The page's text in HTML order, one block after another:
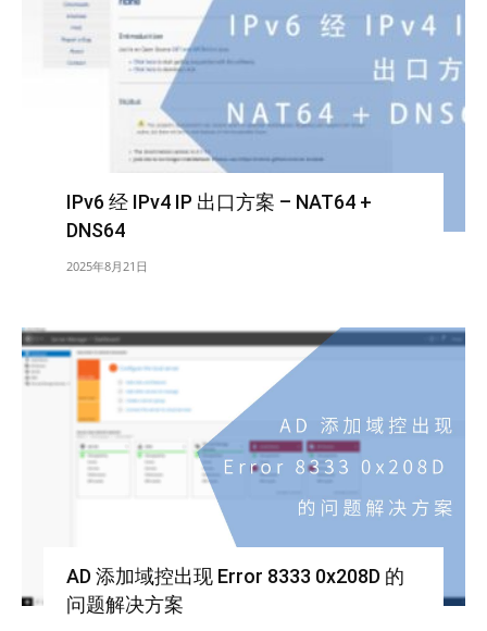
IPv6 经 IPv4 IP 出口方案 – NAT64 +
DNS64
2025年8月21日
AD 添加域控出现 Error 8333 0x208D 的
问题解决方案